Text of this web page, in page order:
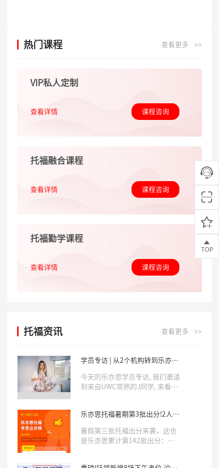
热门课程 查看更多 >>
VIP私人定制
查看详情 课程咨询
托福融合课程
查看详情 课程咨询
托福勤学课程
查看详情 课程咨询
托福资讯 查看更多 >>
学员专访 | 从2个机构转到乐亦
今天的乐亦思学员专访, 我们邀请
到来自UWC常熟的J同学, 来看看
乐亦思托福暑期第3批出分!2人满
暑假第三批托福出分来袭，这也
是乐亦思累计第142批出分：有2